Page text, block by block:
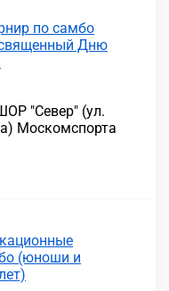
по самбо
Дню
"Север" (ул.
Москомспорта
(юноши и